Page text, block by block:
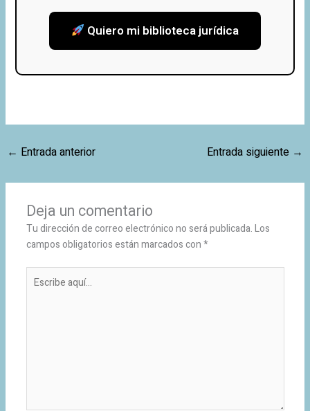
Quiero mi biblioteca jurídica
← Entrada anterior Entrada siguiente →
Deja un comentario
Tu dirección de correo electrónico no será publicada.Los
campos obligatorios están marcados con*
aquí...